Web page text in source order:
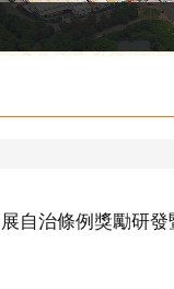
自治條例獎勵研